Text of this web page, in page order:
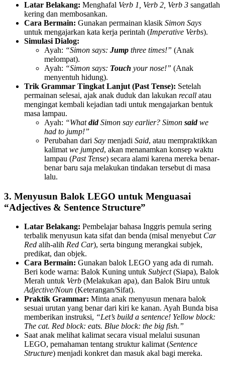
Latar Belakang: Menghafal Verb 1, Verb 2, Verb 3 sangatlah
kering dan membosankan.
Cara Bermain: Gunakan permainan klasik Simon Says
untuk mengajarkan kata kerja perintah (Imperative Verbs).
Simulasi Dialog:
Ayah: “Simon says: Jump three times!” (Anak
melompat).
Ayah: “Simon says: Touch your nose!” (Anak
menyentuh hidung).
Trik Grammar Tingkat Lanjut (Past Tense): Setelah
permainan selesai, ajak anak duduk dan lakukan recall atau
mengingat kembali kejadian tadi untuk mengajarkan bentuk
masa lampau.
Ayah: “WhatdidSimon say earlier? Simon saidwe
had to jump!”
Perubahan dari Say menjadi Said, atau mempraktikkan
kalimat we jumped, akan menanamkan konsep waktu
lampau (Past Tense) secara alami karena mereka benar-
benar baru saja melakukan tindakan tersebut di masa
lalu.
3. Menyusun Balok LEGO untuk Menguasai
“Adjectives & Sentence Structure”
Latar Belakang: Pembelajar bahasa Inggris pemula sering
terbalik menyusun kata sifat dan benda (misal menyebut Car
Red alih-alih Red Car), serta bingung merangkai subjek,
predikat, dan objek.
Cara Bermain: Gunakan balok LEGO yang ada di rumah.
Beri kode warna: Balok Kuning untuk Subject(Siapa), Balok
Merah untuk Verb (Melakukan apa), dan Balok Biru untuk
Adjective/Noun (Keterangan/Sifat).
Praktik Grammar: Minta anak menyusun menara balok
sesuai urutan yang benar dari kiri ke kanan. Ayah Bunda bisa
memberikan instruksi, “Let’s build a sentence! Yellow block:
The cat. Red block: eats. Blue block: the big fish.”
Saat anak melihat kalimat secara visual melalui susunan
LEGO, pemahaman tentang struktur kalimat (Sentence
Structure) menjadi konkret dan masuk akal bagi mereka.